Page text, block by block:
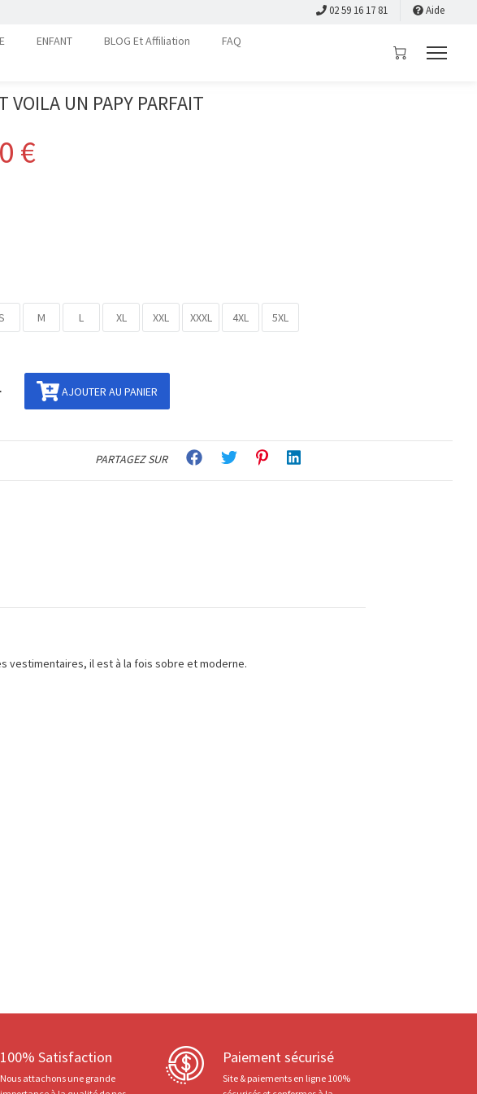
02 59 16 17 81 Aide
ENFANT BLOG Et Affiliation
FAQ
VOILA UN PAPY PARFAIT
€
M L XL XXL XXXL 4XL 5XL
AJOUTER AU PANIER
PARTAGEZ SUR
vestimentaires, il est à la fois sobre et moderne.
100% Satisfaction
Nous attachons une grande
Paiement sécurisé
Site & paiements en ligne 100%